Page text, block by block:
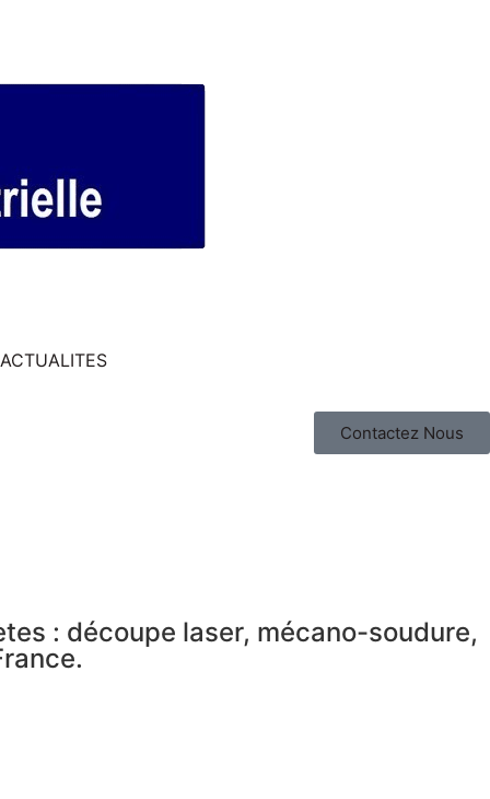
ACTUALITES
Contactez Nous
: découpe laser, mécano-soudure,